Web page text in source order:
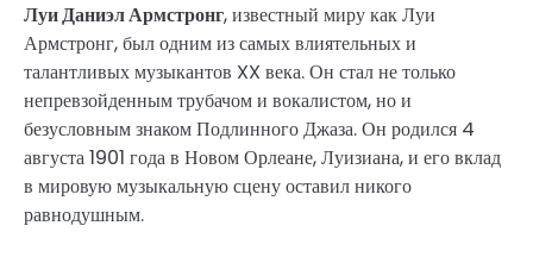
Луи Даниэл Армстронг, известный миру как Луи
Армстронг, был одним из самых влиятельных и
талантливых музыкантов XX века. Он стал не только
непревзойденным трубачом и вокалистом, но и
безусловным знаком Подлинного Джаза. Он родился 4
августа 1901 года в Новом Орлеане, Луизиана, и его вклад
в мировую музыкальную сцену оставил никого
равнодушным.